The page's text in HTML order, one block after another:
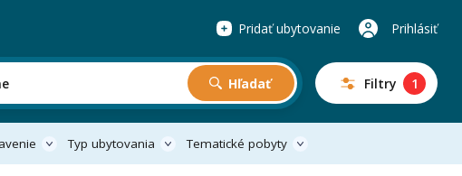
Hľadať Filtry 1
Pridať ubytovanie Prihlásiť
Typ ubytovania Tematické pobyty